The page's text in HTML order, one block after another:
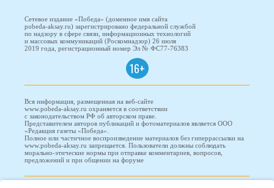
Сетевое издание «Победа» (доменное имя сайта
pobeda-aksay.ru) зарегистрировано федеральной службой
по надзору в сфере связи, информационных технологий
и массовых коммуникаций (Роскомнадзор) 26 июля
2019 года, регистрационный номер Эл № ФС77-76383
16+
Вся информация, размещенная на веб-сайте
www.pobeda-aksay.ru охраняется в соответствии
с законодательством РФ об авторском праве.
Представителем авторов публикаций и фотоматериалов является ООО
«Редакция газеты «Победа».
Полное или частичное воспроизведение материалов без гиперрассылки на
www.pobeda-aksay.ru запрещается. Пользователи должны соблюдать
морально-этические нормы при отправке комментариев, вопросов,
предложений и при общении на форуме